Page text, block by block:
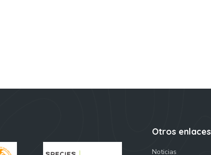
Otros enlaces
Noticias